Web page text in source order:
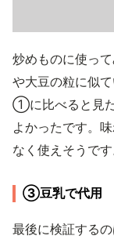
炒めものに使っ
や大豆の粒に似
①に比べると見
よかったです。
なく使えそうです
③豆乳で代用
最後に検証する